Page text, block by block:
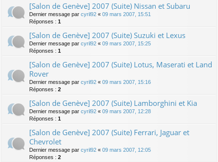
[Salon de Genève] 2007 (Suite) Nissan et Subaru
Dernier message par cyril92 « 09 mars 2007, 15:51
Réponses : 1
[Salon de Genève] 2007 (Suite) Suzuki et Lexus
Dernier message par cyril92 « 09 mars 2007, 15:25
Réponses : 1
[Salon de Genève] 2007 (Suite) Lotus, Maserati et Land
Rover
Dernier message par cyril92 « 09 mars 2007, 15:16
Réponses : 2
[Salon de Genève] 2007 (Suite) Lamborghini et Kia
Dernier message par cyril92 « 09 mars 2007, 12:28
Réponses : 1
[Salon de Genève] 2007 (Suite) Ferrari, Jaguar et
Chevrolet
Dernier message par cyril92 « 09 mars 2007, 12:05
Réponses : 2